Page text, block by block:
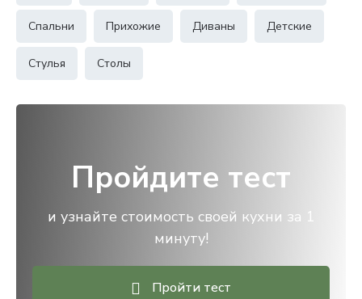
Спальни Прихожие Диваны Детские
Стулья Столы
Пройдите тест
и узнайте стоимость своей кухни за 1
минуту!
Пройти тест